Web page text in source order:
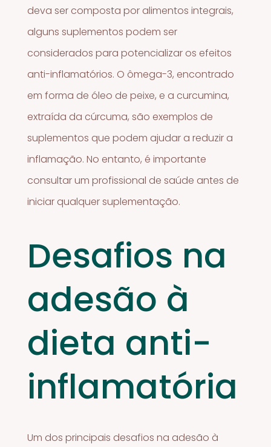
deva ser composta por alimentos integrais,
alguns suplementos podem ser
considerados para potencializar os efeitos
anti-inflamatórios. O ômega-3, encontrado
em forma de óleo de peixe, e a curcumina,
extraída da cúrcuma, são exemplos de
suplementos que podem ajudar a reduzir a
inflamação. No entanto, é importante
consultar um profissional de saúde antes de
iniciar qualquer suplementação.
Desafios na
adesão à
dieta anti-
inflamatória
Um dos principais desafios na adesão à